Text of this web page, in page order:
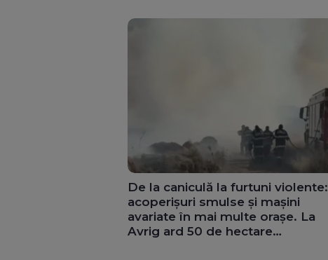
De la caniculă la furtuni violente:
acoperișuri smulse și mașini
avariate în mai multe orașe. La
Avrig ard 50 de hectare